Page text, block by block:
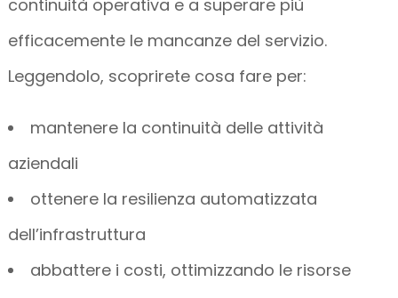
continuità operativa e a superare più
efficacemente le mancanze del servizio.
Leggendolo, scoprirete cosa fare per:
mantenere la continuità delle attività
aziendali
ottenere la resilienza automatizzata
dell’infrastruttura
abbattere i costi, ottimizzando le risorse